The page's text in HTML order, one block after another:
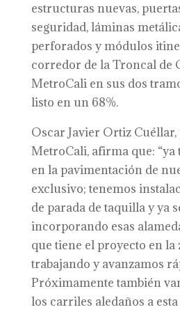
estructuras nuevas,
seguridad, láminas
perforados y módulos
corredor de la Troncal de
MetroCali en sus dos
listo en un 68%.
Oscar Javier Ortiz Cuéllar,
MetroCali, afirma que: “ya
en la pavimentación de
exclusivo; tenemos
de parada de taquilla y ya
incorporando esas
que tiene el proyecto en la
trabajando y avanzamos
Próximamente también
los carriles aledaños a esta